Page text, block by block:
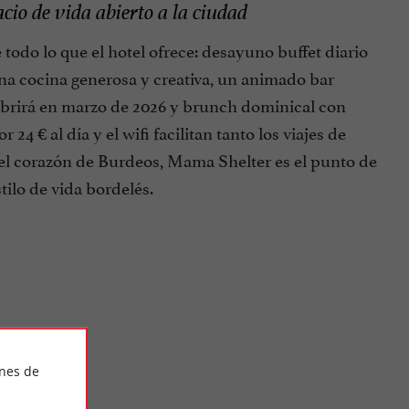
de vida abierto a la ciudad
lo que el hotel ofrece: desayuno buffet diario
cocina generosa y creativa, un animado bar
en marzo de 2026 y brunch dominical con
24 € al día y el wifi facilitan tanto los viajes de
corazón de Burdeos, Mama Shelter es el punto de
de vida bordelés.
de